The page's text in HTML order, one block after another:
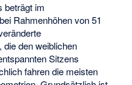
beträgt im
Rahmenhöhen von 51
die den weiblichen
Sitzens
fahren die meisten